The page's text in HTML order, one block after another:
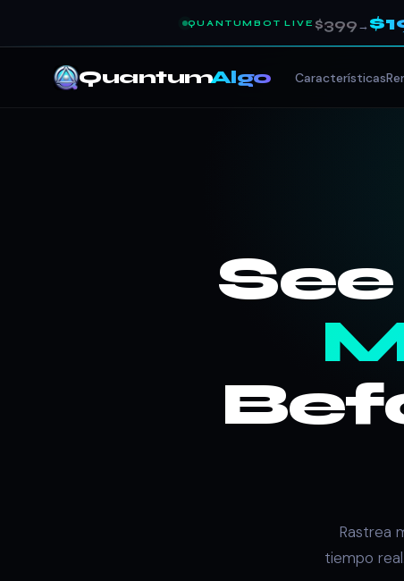
QUANTUMBOT LIVE $399→
QuantumAlgo Características
Rastrea
tiempo